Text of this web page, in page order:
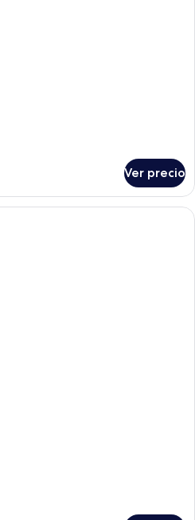
Ver precio